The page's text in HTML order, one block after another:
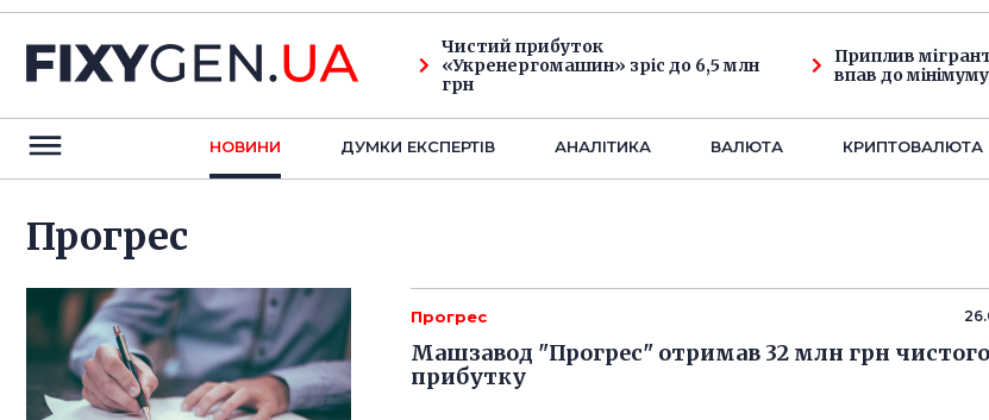
Чистий прибуток
«Укренергомашин» зріс до 6,5 млн
грн
Приплив
впав до
НОВИНИ ДУМКИ ЕКСПЕРТIВ АНАЛIТИКА ВАЛЮТА КРИПТОВАЛЮТА
Прогрес
Прогрес
Машзавод "Прогрес" отримав 32 млн грн чистого
прибутку